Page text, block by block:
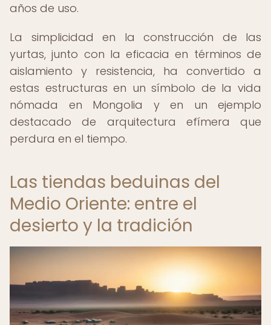
años de uso.
La simplicidad en la construcción de las
yurtas, junto con la eficacia en términos de
aislamiento y resistencia, ha convertido a
estas estructuras en un símbolo de la vida
nómada en Mongolia y en un ejemplo
destacado de arquitectura efímera que
perdura en el tiempo.
Las tiendas beduinas del
Medio Oriente: entre el
desierto y la tradición